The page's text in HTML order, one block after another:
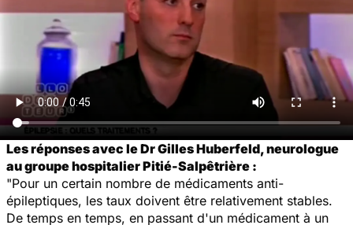
Les réponses avec le Dr Gilles Huberfeld, neurologue
au groupe hospitalier Pitié-Salpêtrière :
"Pour un certain nombre de médicaments anti-
épileptiques, les taux doivent être relativement stables.
De temps en temps, en passant d'un médicament à un